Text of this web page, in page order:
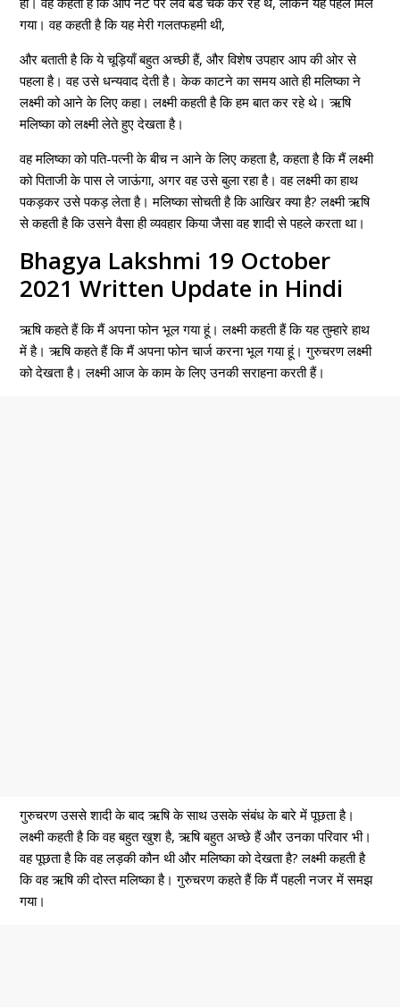
गया। वह कहती है कि यह मेरी गलतफहमी थी,
और बताती है कि ये चूड़ियाँ बहुत अच्छी हैं, और विशेष उपहार आप की ओर से
पहला है। वह उसे धन्यवाद देती है। केक काटने का समय आते ही मलिष्का ने
लक्ष्मी को आने के लिए कहा। लक्ष्मी कहती है कि हम बात कर रहे थे। ऋषि
मलिष्का को लक्ष्मी लेते हुए देखता है।
वह मलिष्का को पति-पत्नी के बीच न आने के लिए कहता है, कहता है कि मैं लक्ष्मी
को पिताजी के पास ले जाऊंगा, अगर वह उसे बुला रहा है। वह लक्ष्मी का हाथ
पकड़कर उसे पकड़ लेता है। मलिष्का सोचती है कि आखिर क्या है? लक्ष्मी ऋषि
से कहती है कि उसने वैसा ही व्यवहार किया जैसा वह शादी से पहले करता था।
Bhagya Lakshmi 19 October
2021 Written Update in Hindi
ऋषि कहते हैं कि मैं अपना फोन भूल गया हूं। लक्ष्मी कहती हैं कि यह तुम्हारे हाथ
में है। ऋषि कहते हैं कि मैं अपना फोन चार्ज करना भूल गया हूं। गुरुचरण लक्ष्मी
को देखता है। लक्ष्मी आज के काम के लिए उनकी सराहना करती हैं।
गुरुचरण उससे शादी के बाद ऋषि के साथ उसके संबंध के बारे में पूछता है।
लक्ष्मी कहती है कि वह बहुत खुश है, ऋषि बहुत अच्छे हैं और उनका परिवार भी।
वह पूछता है कि वह लड़की कौन थी और मलिष्का को देखता है? लक्ष्मी कहती है
कि वह ऋषि की दोस्त मलिष्का है। गुरुचरण कहते हैं कि मैं पहली नजर में समझ
गया।